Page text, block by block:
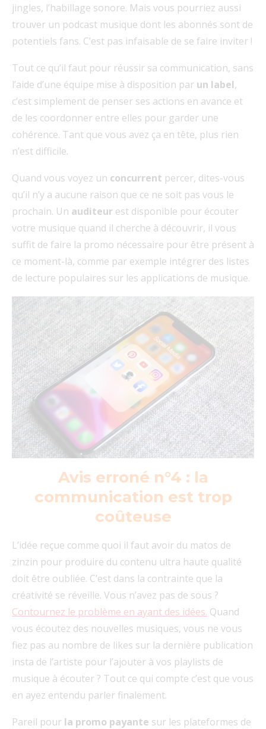
jingles, l’habillage sonore. Mais vous pourriez aussi
trouver un podcast musique dont les abonnés sont de
potentiels fans. C’est pas infaisable de se faire inviter !
Tout ce qu’il faut pour réussir sa communication, sans
l’aide d’une équipe mise à disposition par un label,
c’est simplement de penser ses actions en avance et
de les coordonner entre elles pour garder une
cohérence. Tant que vous avez ça en tête, plus rien
n’est difficile.
Quand vous voyez un concurrent percer, dites-vous
qu’il n’y a aucune raison que ce ne soit pas vous le
prochain. Un auditeur est disponible pour écouter
votre musique quand il cherche à découvrir, il vous
suffit de faire la promo nécessaire pour être présent à
ce moment-là, comme par exemple intégrer des listes
de lecture populaires sur les applications de musique.
Avis erroné n°4 : la
communication est trop
coûteuse
L’idée reçue comme quoi il faut avoir du matos de
zinzin pour produire du contenu ultra haute qualité
doit être oubliée. C’est dans la contrainte que la
créativité se réveille. Vous n’avez pas de sous ?
Contournez le problème en ayant des idées. Quand
vous écoutez des nouvelles musiques, vous ne vous
fiez pas au nombre de likes sur la dernière publication
insta de l’artiste pour l’ajouter à vos playlists de
musique à écouter ? Tout ce qui compte c’est que vous
en ayez entendu parler finalement.
Pareil pour la promo payante sur les plateformes de